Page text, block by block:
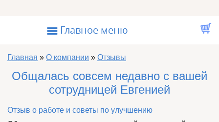
☰ Главное меню
Вы здесь
Главная » О компании » Отзывы
Общалась совсем недавно с вашей
сотрудницей Евгенией
Отзыв о работе и советы по улучшению